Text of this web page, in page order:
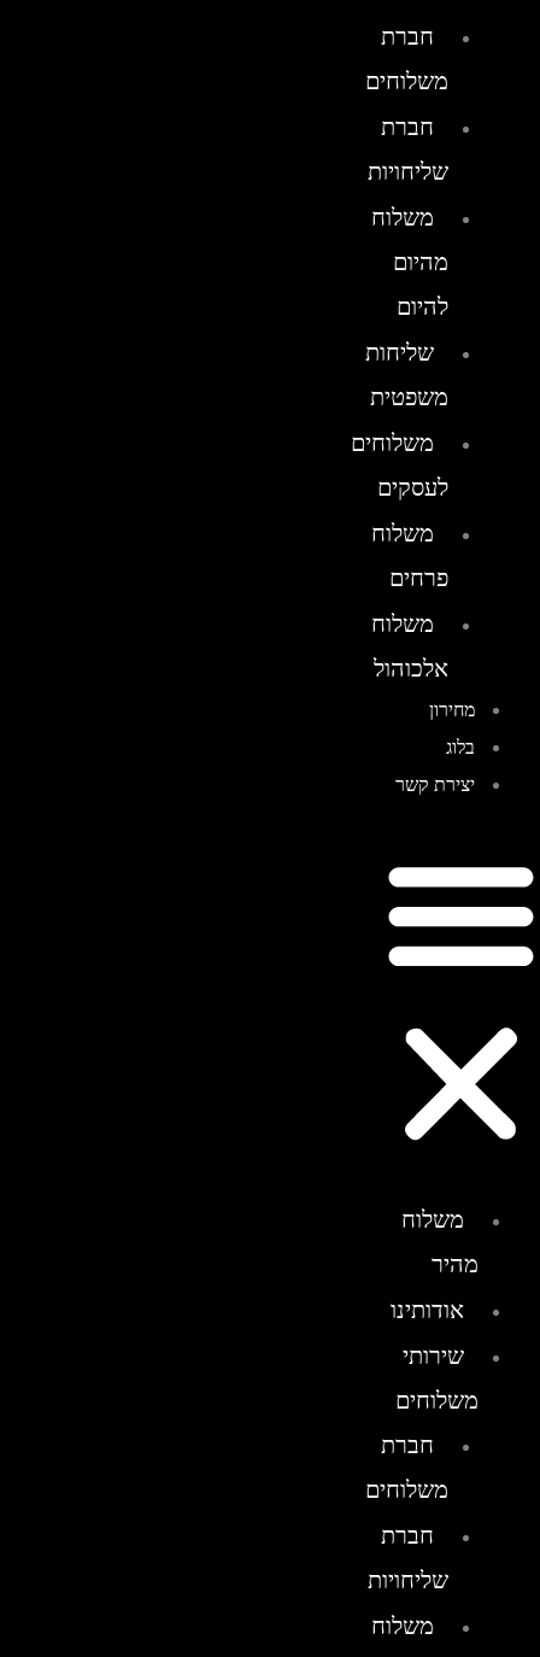
חברת
משלוחים
חברת
שליחויות
משלוח
מהיום
להיום
שליחות
משפטית
משלוחים
לעסקים
משלוח
פרחים
משלוח
אלכוהול
מחירון
בלוג
יצירת קשר
משלוח
מהיר
אודותינו
שירותי
משלוחים
חברת
משלוחים
חברת
שליחויות
משלוח